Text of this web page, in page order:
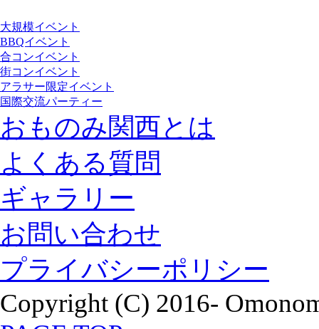
大規模イベント
BBQイベント
合コンイベント
街コンイベント
アラサー限定イベント
国際交流パーティー
おものみ関西とは
よくある質問
ギャラリー
お問い合わせ
プライバシーポリシー
Copyright (C) 2016-